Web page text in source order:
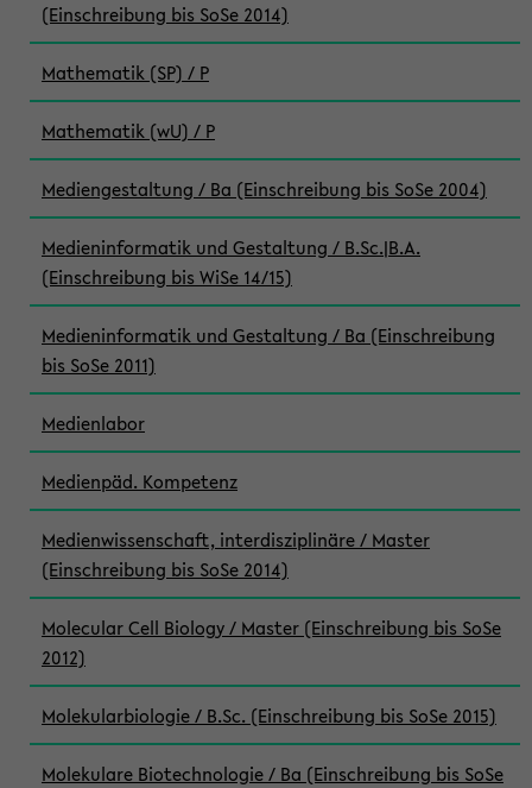
(Einschreibung bis SoSe 2014)
Mathematik (SP) / P
Mathematik (wU) / P
Mediengestaltung / Ba (Einschreibung bis SoSe 2004)
Medieninformatik und Gestaltung / B.Sc.|B.A.
(Einschreibung bis WiSe 14/15)
Medieninformatik und Gestaltung / Ba (Einschreibung
bis SoSe 2011)
Medienlabor
Medienpäd. Kompetenz
Medienwissenschaft, interdisziplinäre / Master
(Einschreibung bis SoSe 2014)
Molecular Cell Biology / Master (Einschreibung bis SoSe
2012)
Molekularbiologie / B.Sc. (Einschreibung bis SoSe 2015)
Molekulare Biotechnologie / Ba (Einschreibung bis SoSe